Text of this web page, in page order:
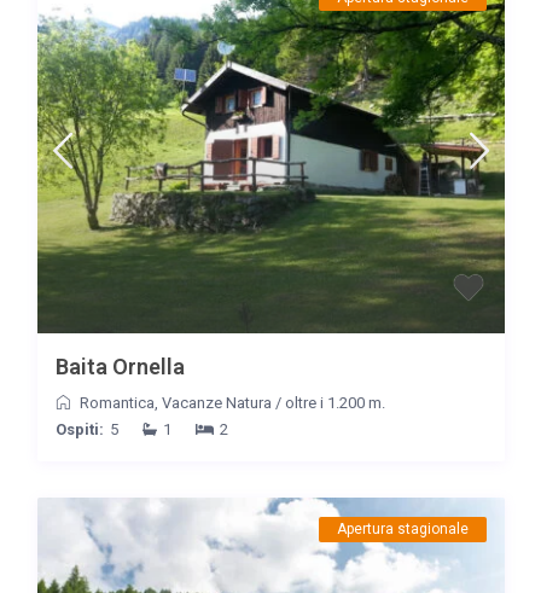
Baita Ornella
Romantica Vacanze Natura / oltre i 1.200 m.
Ospiti: 5 1 2
Apertura stagionale